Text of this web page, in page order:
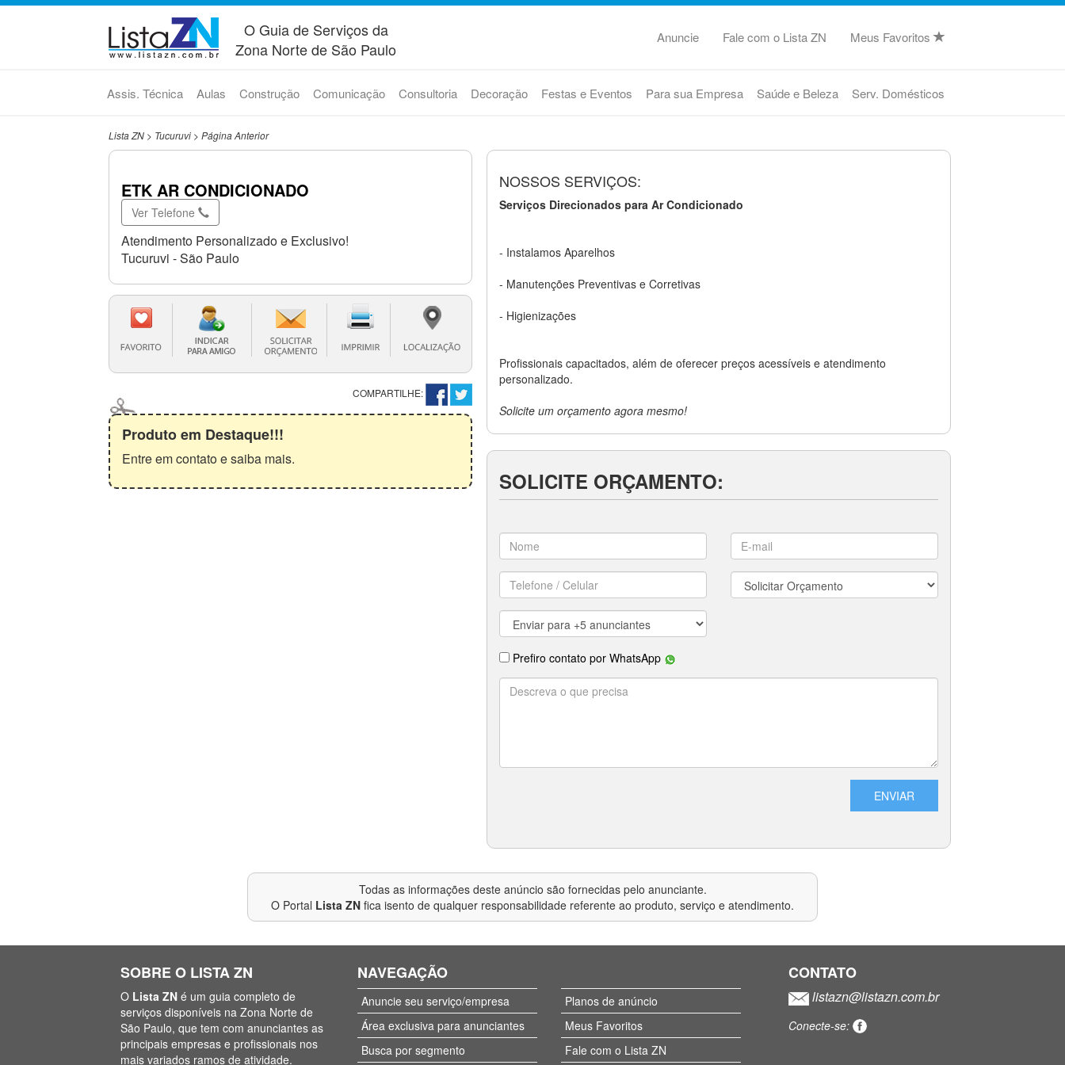
O Guia de Serviços da
Zona Norte de São Paulo
Anuncie Fale com o Lista ZN Meus Favoritos
Assis. Técnica Aulas Construção Comunicação Consultoria Decoração Festas e Eventos Para sua Empresa Saúde e Beleza Serv. Domésticos
Lista ZN> Tucuruvi> Página Anterior
ETK AR CONDICIONADO
Ver Telefone
Atendimento Personalizado e Exclusivo!
Tucuruvi - São Paulo
COMPARTILHE:
Produto em Destaque!!!
Entre em contato e saiba mais.
NOSSOS SERVIÇOS:
Serviços Direcionados para Ar Condicionado
- Instalamos Aparelhos
- Manutenções Preventivas e Corretivas
- Higienizações
Profissionais capacitados, além de oferecer preços acessíveis e atendimento
personalizado.
Solicite um orçamento agora mesmo!
SOLICITE ORÇAMENTO:
Todas as informações deste anúncio são fornecidas pelo anunciante.
O Portal Lista ZN fica isento de qualquer responsabilidade referente ao produto, serviço e atendimento.
SOBRE O LISTA ZN
O Lista ZNé um guia completo de
serviços disponíveis na Zona Norte de
São Paulo, que tem com anunciantes as
principais empresas e profissionais nos
mais variados ramos de atividade.
NAVEGAÇÃO
Anuncie seu serviço/empresa
Área exclusiva para anunciantes
Busca por segmento
Planos de anúncio
Meus Favoritos
Fale com o Lista ZN
CONTATO
listazn@listazn.com.br
Conecte-se: